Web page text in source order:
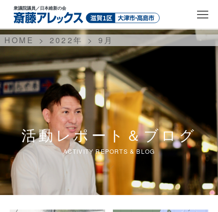
衆議院議員／日本維新の会
活動レポート＆ブログ
ACTIVITY REPORTS & BLOG
HOME 2022年 9 月